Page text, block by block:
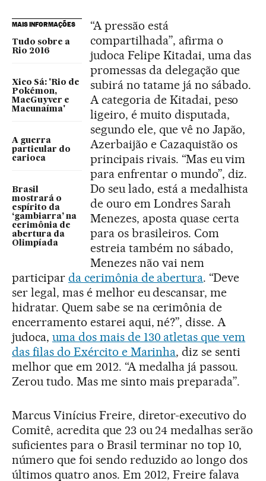
MAIS INFORMAÇÕES
Tudo sobre a
Rio 2016
Xico Sá: 'Rio de
Pokémon,
MacGuyver e
Macunaíma'
A guerra
particular do
carioca
Brasil
mostrará o
espírito da
‘gambiarra’ na
cerimônia de
abertura da
Olimpíada
“A pressão está
compartilhada”, afirma o
judoca Felipe Kitadai, uma das
promessas da delegação que
subirá no tatame já no sábado.
A categoria de Kitadai, peso
ligeiro, é muito disputada,
segundo ele, que vê no Japão,
Azerbaijão e Cazaquistão os
principais rivais. “Mas eu vim
para enfrentar o mundo”, diz.
Do seu lado, está a medalhista
de ouro em Londres Sarah
Menezes, aposta quase certa
para os brasileiros. Com
estreia também no sábado,
Menezes não vai nem
participar da cerimônia de abertura. “Deve
ser legal, mas é melhor eu descansar, me
hidratar. Quem sabe se na cerimônia de
encerramento estarei aqui, né?”, disse. A
judoca, uma dos mais de 130 atletas que vem
das filas do Exército e Marinha, diz se senti
melhor que em 2012. “A medalha já passou.
Zerou tudo. Mas me sinto mais preparada”.
Marcus Vinícius Freire, diretor-executivo do
Comitê, acredita que 23 ou 24 medalhas serão
suficientes para o Brasil terminar no top 10,
número que foi sendo reduzido ao longo dos
últimos quatro anos. Em 2012, Freire falava